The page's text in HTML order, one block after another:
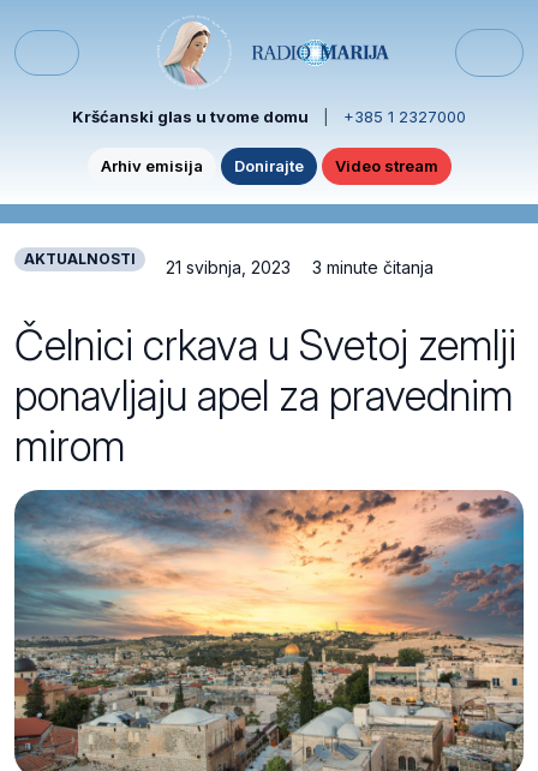
Menu
Kršćanski glas u tvome domu +385 1 2327000
Arhiv emisija Donirajte Video stream
AKTUALNOSTI 21 svibnja, 2023 3 minute čitanja
Čelnici crkava u Svetoj zemlji
ponavljaju apel za pravednim
mirom